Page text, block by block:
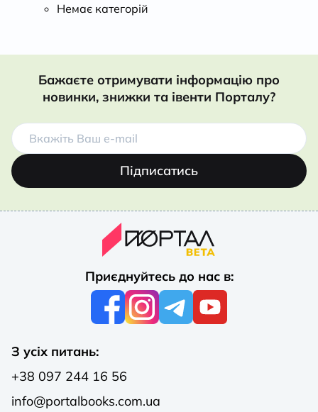
Немає категорій
Бажаєте отримувати інформацію про
новинки, знижки та івенти Порталу?
Підписатись
Приєднуйтесь до нас в:
З усіх питань:
+38 097 244 16 56
info@portalbooks.com.ua